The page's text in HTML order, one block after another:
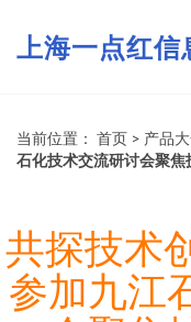
上海一点红信
当前位置： 首页 > 产品
石化技术交流研讨会聚焦
共探技术
参加九江